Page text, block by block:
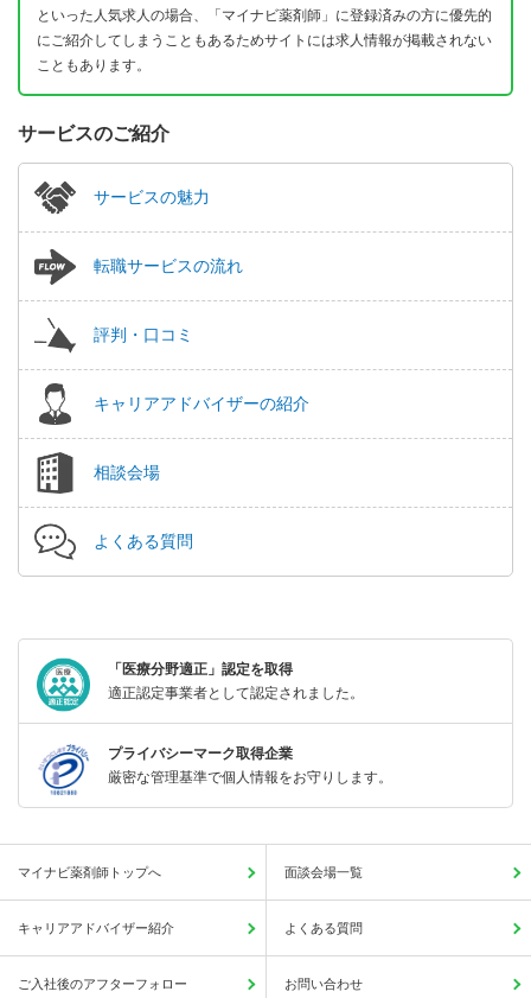
といった人気求人の場合、「マイナビ薬剤師」に登録済みの方に優先的
にご紹介してしまうこともあるためサイトには求人情報が掲載されない
こともあります。
サービスのご紹介
サービスの魅力
転職サービスの流れ
評判・口コミ
キャリアアドバイザーの紹介
相談会場
よくある質問
「医療分野適正」認定を取得
適正認定事業者として認定されました。
プライバシーマーク取得企業
厳密な管理基準で個人情報をお守りします。
マイナビ薬剤師トップへ 面談会場一覧
キャリアアドバイザー紹介 よくある質問
ご入社後のアフターフォロー お問い合わせ